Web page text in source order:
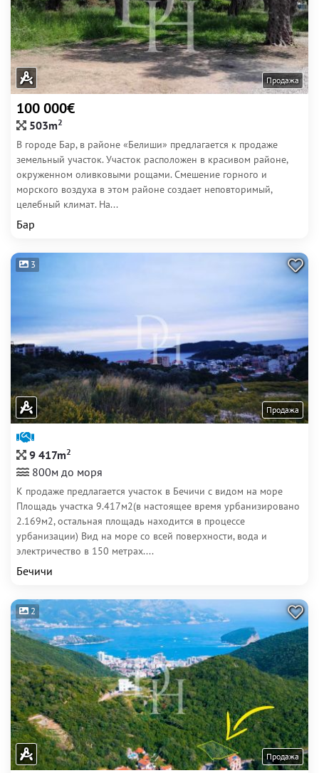
Продажа
100 000€
503m2
В городе Бар, в районе «Белиши» предлагается к продаже
земельный участок. Участок расположен в красивом районе,
окруженном оливковыми рощами. Смешение горного и
морского воздуха в этом районе создает неповторимый,
целебный климат. На...
Бар
3
Продажа
9 417m2
800м до моря
К продаже предлагается участок в Бечичи с видом на море
Площадь участка 9.417м2(в настоящее время урбанизировано
2.169м2, остальная площадь находится в процессе
урбанизации) Вид на море со всей поверхности, вода и
электричество в 150 метрах....
Бечичи
2
Продажа